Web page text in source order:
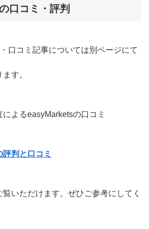
口コミ・評判
口コミ記事については別ページにて
す。
よるeasyMarketsの口コミ
判と口コミ
いただけます。ぜひご参考にしてく